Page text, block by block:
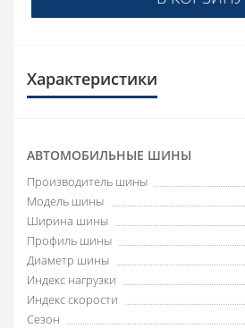
Характеристики
АВТОМОБИЛЬНЫЕ ШИНЫ
Производитель шины
Модель шины
Ширина шины
Профиль шины
Диаметр шины
Индекс нагрузки
Индекс скорости
Сезон